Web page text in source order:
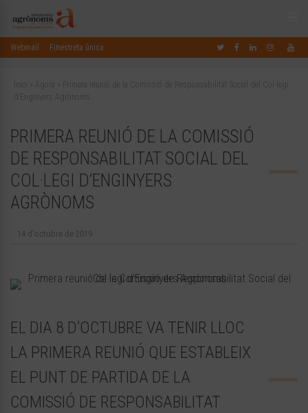
Webmail Finestreta única
Inici Àgora
Primera reunió de la Comissió de Responsabilitat Social del Col·legi
d’Enginyers Agrònoms
PRIMERA REUNIÓ DE LA COMISSIÓ
DE RESPONSABILITAT SOCIAL DEL
COL·LEGI D’ENGINYERS
AGRÒNOMS
14 d'octubre de 2019
EL DIA 8 D’OCTUBRE VA TENIR LLOC
LA PRIMERA REUNIÓ QUE ESTABLEIX
EL PUNT DE PARTIDA DE LA
COMISSIÓ DE RESPONSABILITAT